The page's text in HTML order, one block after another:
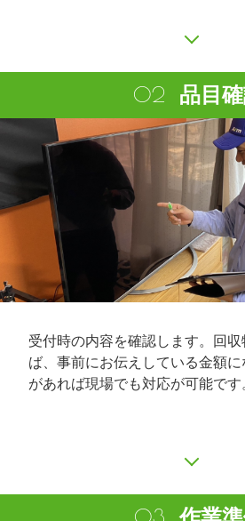
品目
受付時の内容を確認します。回
ば、事前にお伝えしている金額
があれば現場でも対応が可能です